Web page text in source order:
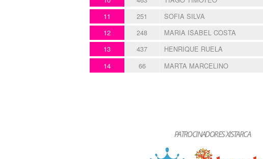
11 251 SOFIA SILVA
12 248 MARIA ISABEL COSTA
13 437 HENRIQUE RUELA
14 66 MARTA MARCELINO
PATROCINADORES XISTARCA